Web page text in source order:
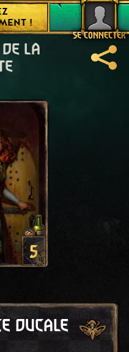
SE CONNECTER
!
la
5
ducale